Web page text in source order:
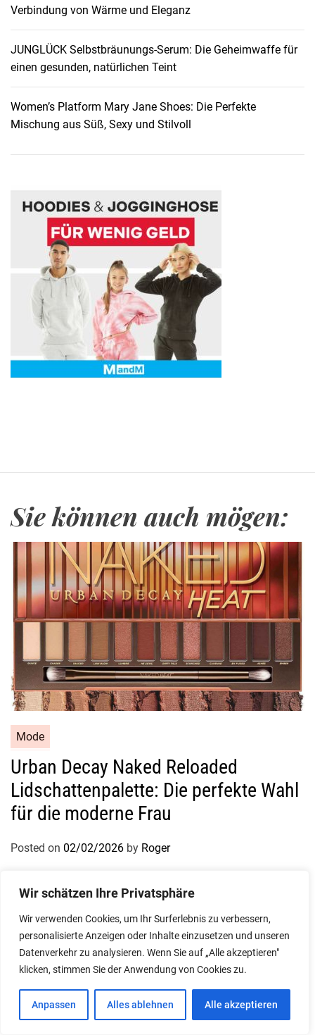
Wir schätzen Ihre Privatsphäre
Wir verwenden Cookies, um Ihr Surferlebnis zu verbessern,
personalisierte Anzeigen oder Inhalte einzusetzen und unseren
Datenverkehr zu analysieren. Wenn Sie auf „Alle akzeptieren"
klicken, stimmen Sie der Anwendung von Cookies zu.
Anpassen Alles ablehnen Alle akzeptieren
Verbindung von Wärme und Eleganz
JUNGLÜCK Selbstbräunungs-Serum: Die Geheimwaffe für
einen gesunden, natürlichen Teint
Women’s Platform Mary Jane Shoes: Die Perfekte
Mischung aus Süß, Sexy und Stilvoll
Sie können auch mögen:
Mode
Urban Decay Naked Reloaded
Lidschattenpalette: Die perfekte Wahl
für die moderne Frau
Posted on 02/02/2026 by Roger